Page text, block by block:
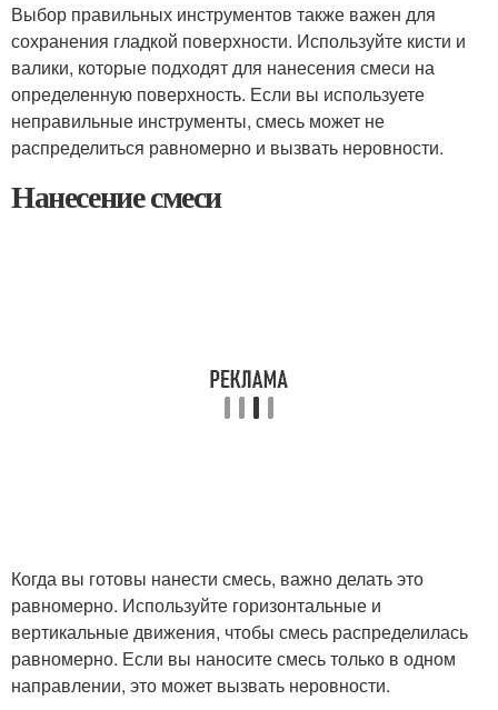
Выбор правильных инструментов также важен для
сохранения гладкой поверхности. Используйте кисти и
валики, которые подходят для нанесения смеси на
определенную поверхность. Если вы используете
неправильные инструменты, смесь может не
распределиться равномерно и вызвать неровности.
Нанесение смеси
Когда вы готовы нанести смесь, важно делать это
равномерно. Используйте горизонтальные и
вертикальные движения, чтобы смесь распределилась
равномерно. Если вы наносите смесь только в одном
направлении, это может вызвать неровности.